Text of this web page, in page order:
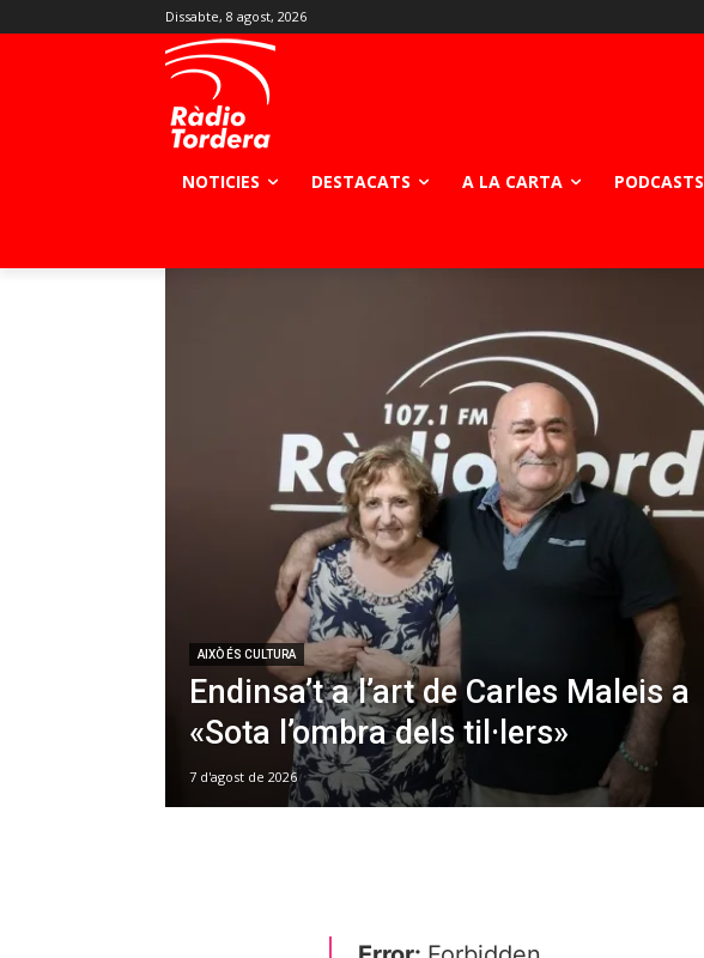
Dissabte, 8 agost, 2026
NOTICIES DESTACATS A LA CARTA PODCASTS
AIXÒ ÉS CULTURA
Endinsa’t a l’art de Carles Maleis a
«Sota l’ombra dels til·lers»
7 d'agost de 2026